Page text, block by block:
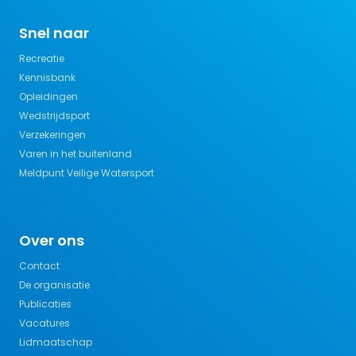
Snel naar
Recreatie
Kennisbank
Opleidingen
Wedstrijdsport
Verzekeringen
Varen in het buitenland
Meldpunt Veilige Watersport
Over ons
Contact
De organisatie
Publicaties
Vacatures
Lidmaatschap